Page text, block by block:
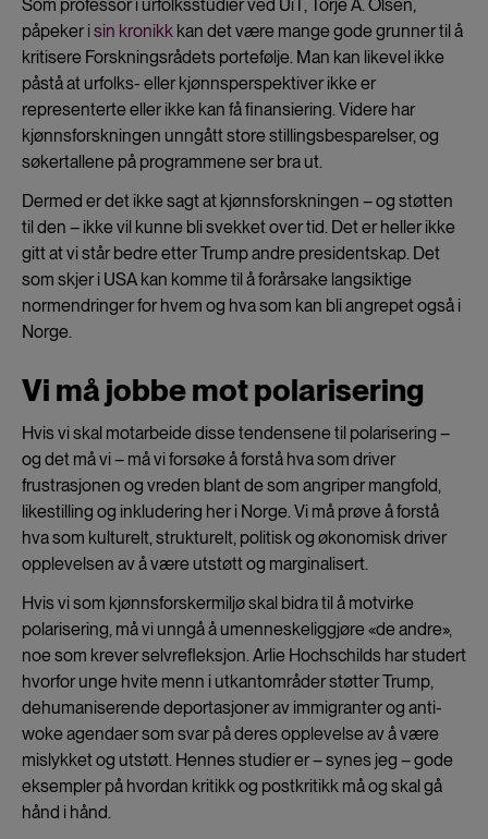
Som professor i urfolksstudier ved UiT, Torje A. Olsen,
påpekeri sin kronikk kan det være mange gode grunner til å
kritisere Forskningsrådets portefølje. Man kan likevel ikke
påstå at urfolks- eller kjønnsperspektiver ikke er
representerte eller ikke kan få finansiering. Videre har
kjønnsforskningen unngått store stillingsbesparelser, og
søkertallene på programmene ser bra ut.
Dermed er det ikke sagt at kjønnsforskningen – og støtten
til den – ikke vil kunne bli svekket over tid. Det er heller ikke
gitt at vi står bedre etter Trump andre presidentskap. Det
som skjer i USA kan komme til å forårsake langsiktige
normendringer for hvem og hva som kan bli angrepet også i
Norge.
Vi må jobbe mot polarisering
Hvis vi skal motarbeide disse tendensene til polarisering –
og det må vi – må vi forsøke å forstå hva som driver
frustrasjonen og vreden blant de som angriper mangfold,
likestilling og inkludering her i Norge. Vi må prøve å forstå
hva som kulturelt, strukturelt, politisk og økonomisk driver
opplevelsen av å være utstøtt og marginalisert.
Hvis vi som kjønnsforskermiljø skal bidra til å motvirke
polarisering, må vi unngå å umenneskeliggjøre «de andre»,
noe som krever selvrefleksjon. Arlie Hochschilds har studert
hvorfor unge hvite menn i utkantområder støtter Trump,
dehumaniserende deportasjoner av immigranter og anti-
woke agendaer som svar på deres opplevelse av å være
mislykket og utstøtt. Hennes studier er – synes jeg – gode
eksempler på hvordan kritikk og postkritikk må og skal gå
hånd i hånd.